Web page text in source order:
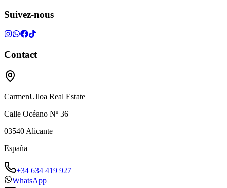
Suivez-nous
Contact
CarmenUlloa Real Estate
Calle Océano Nº 36
03540 Alicante
España
+34 634 419 927
WhatsApp